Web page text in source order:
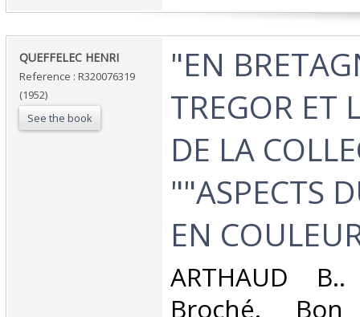
‎QUEFFELEC HENRI‎
Reference : R320076319
(1952)
See the book
‎"EN
TREGOR ET
DE LA
""ASPECTS
EN
‎ARTHAUD
Broché.